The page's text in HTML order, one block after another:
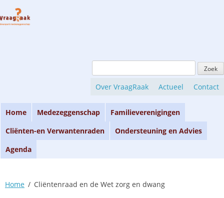
to
naar:
Over VraagRaak Actueel Contact
Home Medezeggenschap
Familieverenigingen
Cliënten-en Verwantenraden
Ondersteuning en Advies
Agenda
Home Cliëntenraad en de Wet zorg en dwang